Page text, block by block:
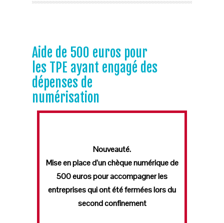
Aide de 500 euros pour
les TPE ayant engagé des
dépenses de
numérisation
Nouveauté.
Mise en place d’un chèque numérique de
500 euros pour accompagner les
entreprises qui ont été fermées lors du
second confinement